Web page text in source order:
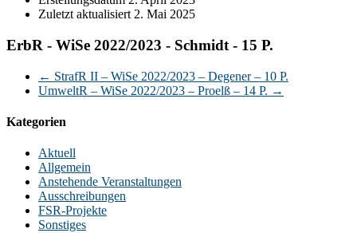
Zuletzt aktualisiert 2. Mai 2025
ErbR - WiSe 2022/2023 - Schmidt - 15 P.
← StrafR II – WiSe 2022/2023 – Degener – 10 P.
UmweltR – WiSe 2022/2023 – Proelß – 14 P. →
Kategorien
Aktuell
Allgemein
Anstehende Veranstaltungen
Ausschreibungen
FSR-Projekte
Sonstiges